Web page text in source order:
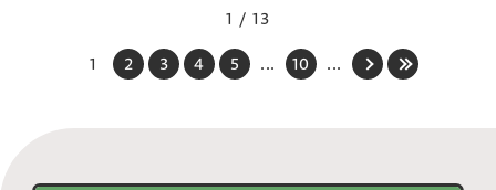
1 / 13
1 2 3 4 5 ... 10 ...